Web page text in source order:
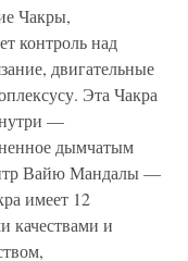
Чакры,
контроль над
двигательные
Эта Чакра
—
дымчатым
Вайю Мандалы —
имеет 12
качествами и